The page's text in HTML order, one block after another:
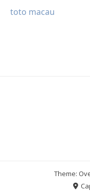
toto macau
Theme: